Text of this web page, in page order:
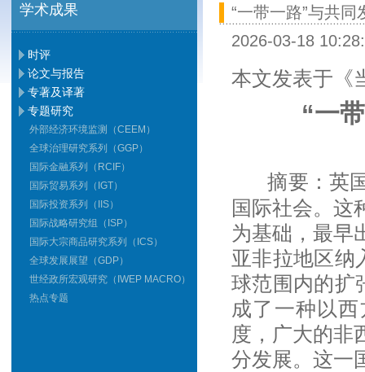
学术成果
时评
论文与报告
专著及译著
专题研究
外部经济环境监测（CEEM）
全球治理研究系列（GGP）
国际金融系列（RCIF）
国际贸易系列（IGT）
国际投资系列（IIS）
国际战略研究组（ISP）
国际大宗商品研究系列（ICS）
全球发展展望（GDP）
世经政所宏观研究（IWEP MACRO）
热点专题
“一带一路”与共
2026-03-18
本文发表于《
“一
摘要：英
国际社会。这
为基础，最早
亚非拉地区纳
球范围内的扩
成了一种以
度，广大的非
分发展。这一